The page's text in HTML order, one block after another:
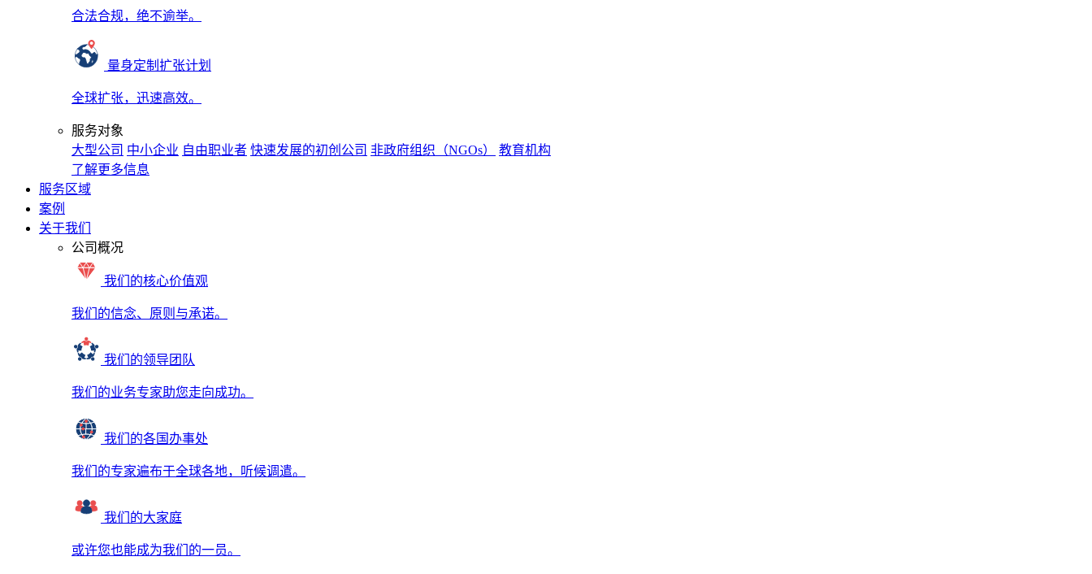
合法合规，绝不逾举。
量身定制扩张计划
全球扩张，迅速高效。
服务对象
大型公司 中小企业 自由职业者 快速发展的初创公司 非政府组织（NGOs）
教育机构
了解更多信息
服务区域
案例
关于我们
公司概况
我们的核心价值观
我们的信念、原则与承诺。
我们的领导团队
我们的业务专家助您走向成功。
我们的各国办事处
我们的专家遍布于全球各地，听候调遣。
我们的大家庭
或许您也能成为我们的一员。